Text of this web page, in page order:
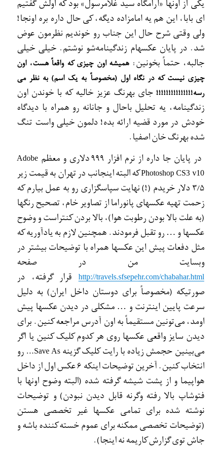
يکی از اونها «آرامگاه سيد غلامرسول» بود که اولش گفتيم
ای بابا، اين هم يه امامزاده ديگه، کی حال داره بره اونجا!
ولی وقتی شرح حال اين جناب رو خونديم نظرمون عوض
شد. در پايان عکسهام زندگينامه‌شو نوشتم. خيلی خيلی
جالبه، حتماً بخونين:هميشه اون چيزی که واقعاً هست، اون
چيزی نيست که در نگاه اول (مخصوصاً به يک اسم) به نظر می
رسه!!!!!!!!!!!!!!! جای بهرنگ عزيز خاليه که با خوندن اون
زندگينامه، يه تحليل باحال و جانانه رو همراه با ديدگاه
خودش در مورد قضيه ارائه بده! دلمون خيلی واست تنگ
شده بهرنگ خان اصفيا.
در پايان جا داره از نرم افزار 999 دلاری و معظم
Adobe
Photoshop CS3 v10که البته اينجانب در تهران به قيمت زير
3/5 دلار خريدم (!) نهايت سپاسگزاری رو به عمل بيارم که
زحمت تهيه عکسهای پانوراما از تصاوير خام، تصحيح رنگها
(به علت بالا بودن رطوبت هوا)، بالا بردن کنتراست و وضوح
عکسها و … رو تقبل فرمودند. همچنين لازم به يادآوريه که
مثل دفعات پيش اين عکسها همراه با توضيحات بيشتر در
وبسايت من در صفحه
http://travels.sfsepehr.com/chabahar.html
قرار گرفته، در
صورتيکه (مخصوصاً برای دوستان داخل ايران) به دليل
سرعت پايين اينترنت و … مشکلی در ديدن عکسها پيش
اومد، می‌تونين مستقيماً به اون آدرس مراجعه کنين. برای
ديدن سايز واقعی عکسها روی هر کدوم کليک کنين يا اگر
می‌بينين حجمش زياده با رايت کليک گزينهSave As
… رو
انتخاب کنين. آخرين توضيحات اينکه 6 عکس اول از داخل
هواپيما و از پشت شيشه گرفته شده (البته وضوح اونها با
فتوشاپ بالا رفته وگرنه قابل ديدن نبودن) و توضيحات
نوشته شده برای تمامی عکسها غير تخصصی هستن
(توضيحات تخصصی ممکنه برای عموم خسته کننده باشه و
جاش توی گزارش کاريمه نه اينجا).